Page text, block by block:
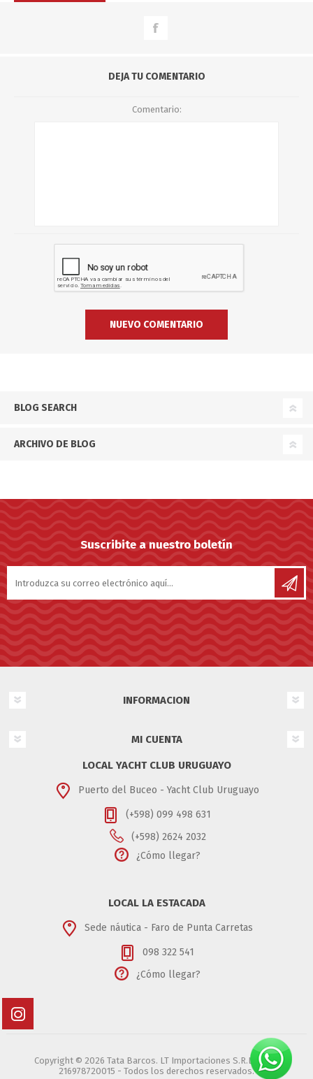
DEJA TU COMENTARIO
Comentario:
BLOG SEARCH
ARCHIVO DE BLOG
Suscribite a nuestro boletín
INFORMACION
MI CUENTA
LOCAL YACHT CLUB URUGUAYO
Puerto del Buceo - Yacht Club Uruguayo
(+598) 099 498 631
(+598) 2624 2032
¿Cómo llegar?
LOCAL LA ESTACADA
Sede náutica - Faro de Punta Carretas
098 322 541
¿Cómo llegar?
Copyright © 2026 Tata Barcos. LT Importaciones S.R.L. - RUT
216978720015 - Todos los derechos reservados.